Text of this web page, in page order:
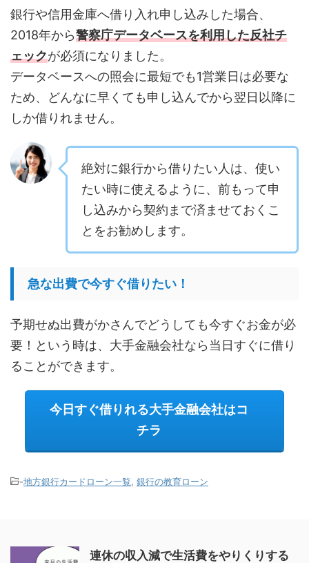
銀行や信用金庫へ借り入れ申し込みした場合、
2018年から警察庁データベースを利用した反社チ
ェックが必須になりました。
データベースへの照会に最短でも1営業日は必要な
ため、どんなに早くても申し込んでから翌日以降に
しか借りれません。
絶対に銀行から借りたい人は、使い
たい時に使えるように、前もって申
し込みから契約まで済ませておくこ
とをお勧めします。
急な出費で今すぐ借りたい！
予期せぬ出費がかさんでどうしても今すぐお金が必
要！という時は、大手金融会社なら当日すぐに借り
ることができます。
今日すぐ借りれる大手金融会社はコ
チラ
-地方銀行カードローン一覧 銀行の教育ローン
連休の収入減で生活費をやりくりする